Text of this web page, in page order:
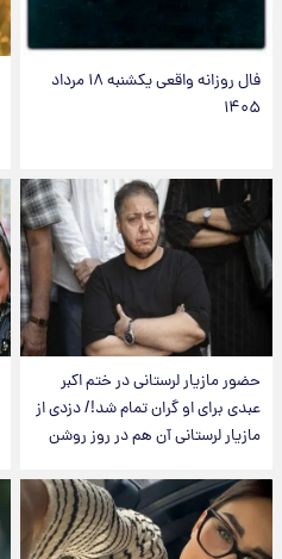
فال روزانه واقعی یکشنبه ۱۸ مرداد
۱۴۰۵
حضور مازیار لرستانی در ختم اکبر
عبدی برای او گران تمام شد!/ دزدی از
مازیار لرستانی آن هم در روز روشن